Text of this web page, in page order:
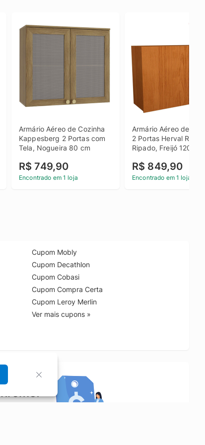
Armário Aéreo de Cozinha
Kappesberg 2 Portas com
Tela, Nogueira 80 cm
R$ 749,90
Encontrado em 1 loja
Armário Aéreo de
2 Portas Herval Roma
Ripado, Freijó 120 cm
R$ 849,90
Encontrado em 1 loja
Cupom Mobly
Cupom Decathlon
Cupom Cobasi
Cupom Compra Certa
Cupom Leroy Merlin
Ver mais cupons »